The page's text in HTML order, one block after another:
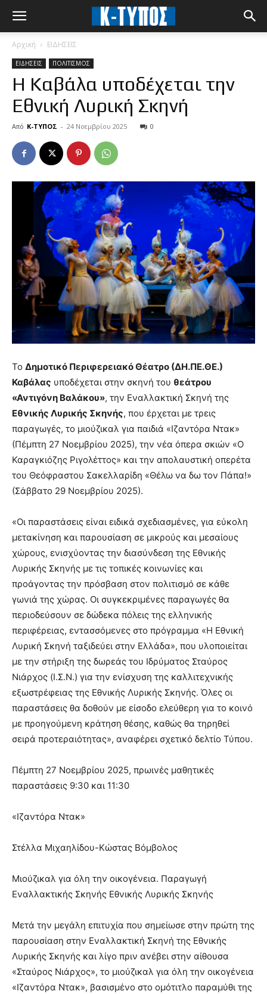
Αρχική ΕΙΔΗΣΕΙΣ
ΕΙΔΗΣΕΙΣ ΠΟΛΙΤΙΣΜΟΣ
Η Καβάλα υποδέχεται την
Εθνική Λυρική Σκηνή
Από Κ-ΤΥΠΟΣ - 24 Νοεμβρίου 2025 0
Το Δημοτικό Περιφερειακό Θέατρο (ΔΗ.ΠΕ.ΘΕ.)
Καβάλας υποδέχεται στην σκηνή του θεάτρου
«Αντιγόνη Βαλάκου», την Εναλλακτική Σκηνή της
Εθνικής Λυρικής Σκηνής, που έρχεται με τρεις
παραγωγές, το μιούζικαλ για παιδιά «Ιζαντόρα Ντακ»
(Πέμπτη 27 Νοεμβρίου 2025), την νέα όπερα σκιών «Ο
Καραγκιόζης Ριγολέττος» και την απολαυστική οπερέτα
του Θεόφραστου Σακελλαρίδη «Θέλω να δω τον Πάπα!»
(Σάββατο 29 Νοεμβρίου 2025).
«Οι παραστάσεις είναι ειδικά σχεδιασμένες, για εύκολη
μετακίνηση και παρουσίαση σε μικρούς και μεσαίους
χώρους, ενισχύοντας την διασύνδεση της Εθνικής
Λυρικής Σκηνής με τις τοπικές κοινωνίες και
προάγοντας την πρόσβαση στον πολιτισμό σε κάθε
γωνιά της χώρας. Οι συγκεκριμένες παραγωγές θα
περιοδεύσουν σε δώδεκα πόλεις της ελληνικής
περιφέρειας, εντασσόμενες στο πρόγραμμα «Η Εθνική
Λυρική Σκηνή ταξιδεύει στην Ελλάδα», που υλοποιείται
με την στήριξη της δωρεάς του Ιδρύματος Σταύρος
Νιάρχος (Ι.Σ.Ν.) για την ενίσχυση της καλλιτεχνικής
εξωστρέφειας της Εθνικής Λυρικής Σκηνής. Όλες οι
παραστάσεις θα δοθούν με είσοδο ελεύθερη για το κοινό
με προηγούμενη κράτηση θέσης, καθώς θα τηρηθεί
σειρά προτεραιότητας», αναφέρει σχετικό δελτίο Τύπου.
Πέμπτη 27 Νοεμβρίου 2025, πρωινές μαθητικές
παραστάσεις 9:30 και 11:30
«Ιζαντόρα Ντακ»
Στέλλα Μιχαηλίδου-Κώστας Βόμβολος
Μιούζικαλ για όλη την οικογένεια. Παραγωγή
Εναλλακτικής Σκηνής Εθνικής Λυρικής Σκηνής
Μετά την μεγάλη επιτυχία που σημείωσε στην πρώτη της
παρουσίαση στην Εναλλακτική Σκηνή της Εθνικής
Λυρικής Σκηνής και λίγο πριν ανέβει στην αίθουσα
«Σταύρος Νιάρχος», το μιούζικαλ για όλη την οικογένεια
«Ιζαντόρα Ντακ», βασισμένο στο ομότιτλο παραμύθι της